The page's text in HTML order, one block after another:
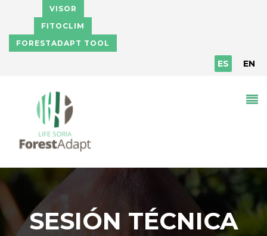
Pasar al contenido principal
VISOR
FITOCLIM
FORESTADAPT TOOL
ES EN
SESIÓN TÉCNICA